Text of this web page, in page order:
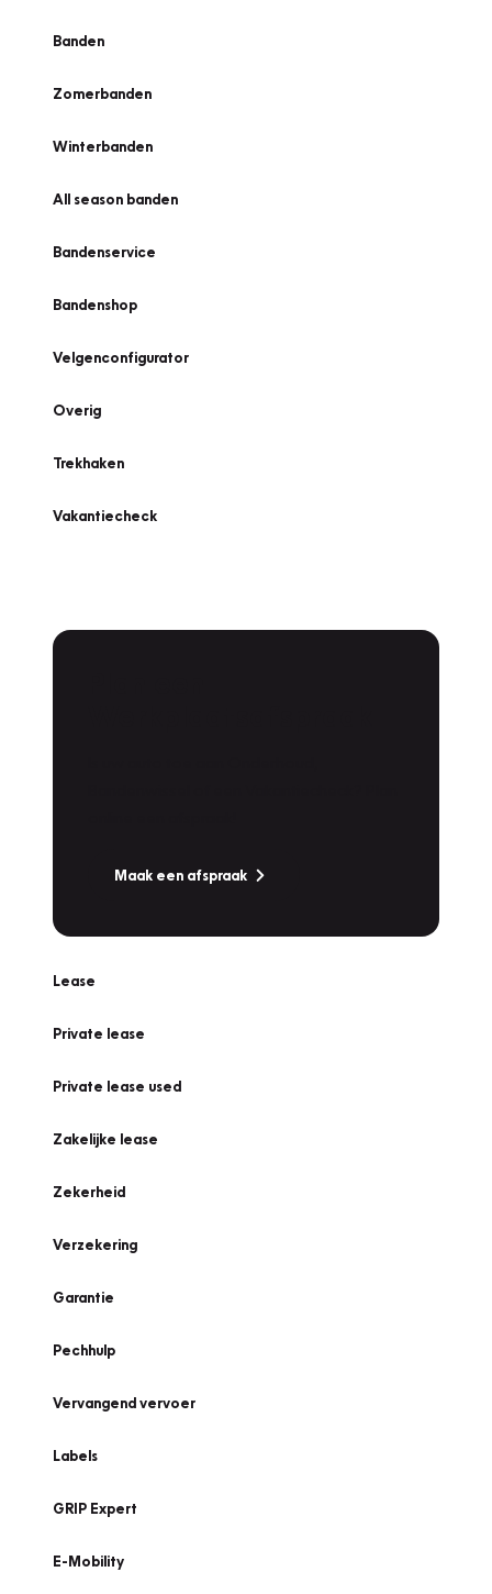
Banden
Zomerbanden
Winterbanden
All season banden
Bandenservice
Bandenshop
Velgenconfigurator
Overig
Trekhaken
Vakantiecheck
Maak een afspraak
Lease
Private lease
Private lease used
Zakelijke lease
Zekerheid
Verzekering
Garantie
Pechhulp
Vervangend vervoer
Labels
GRIP Expert
E-Mobility